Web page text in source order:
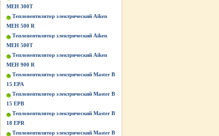
MEH 300T
Тепловентилятор электрический Aiken
MEH 500 R
Тепловентилятор электрический Aiken
MEH 500T
Тепловентилятор электрический Aiken
MEH 900 R
Тепловентилятор электрический Master B
15 EPA
Тепловентилятор электрический Master B
15 EPB
Тепловентилятор электрический Master B
18 EPR
Тепловентилятор электрический Master B